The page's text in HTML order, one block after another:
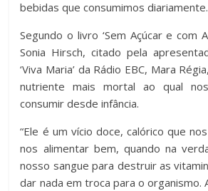
bebidas que consumimos diariamente.
Segundo o livro ‘Sem Açúcar e com
Sonia Hirsch, citado pela
‘Viva Maria’ da Rádio EBC, Mara
nutriente mais mortal ao qual
consumir desde infância.
“Ele é um vício doce, calórico que
nos alimentar bem, quando na
nosso sangue para destruir as
dar nada em troca para o organismo.